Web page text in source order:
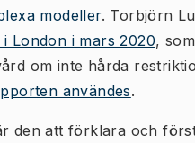
modeller. Torbjörn
London i mars 2020,
om inte hårda
användes.
den att förklara och